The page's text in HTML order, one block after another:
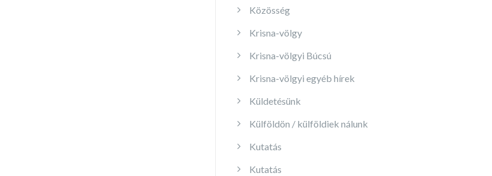
Közösség
Krisna-völgy
Krisna-völgyi Búcsú
Krisna-völgyi egyéb hírek
Küldetésünk
Külföldön / külföldiek nálunk
Kutatás
Kutatás